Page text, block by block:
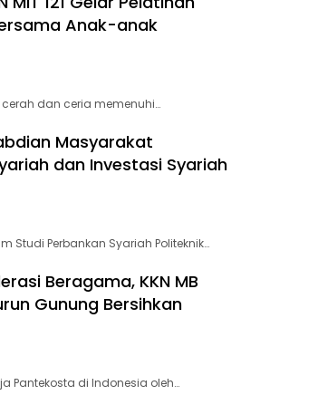
Anak-anak
dan ceria memenuhi…
Masyarakat
dan Investasi Syariah
Studi Perbankan Syariah Politeknik…
Beragama, KKN MB
Gunung Bersihkan
Pantekosta di Indonesia oleh…